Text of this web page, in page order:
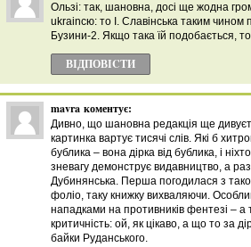
Ользі: так, шановна, досі ще жодна
ukraincю: то І. Славінська таким
Бузини-2. Якщо така їй подобається,
ВІДПОВІCТИ
mavra коментує:
Дивно, що шановна редакція ще
картинка вартує тисячі слів. Які б
бублика – вона дірка від бублика, і
зневагу демонструє видавництво, а
Дубинянська. Перша погодилася з
фоліо, таку книжку вихваляючи.
нападками на противників фентезі – а
критичність: ой, як цікаво, а що то за
байки Руданського.